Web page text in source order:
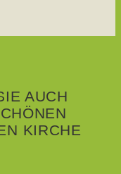
AUCH
KIRCHE